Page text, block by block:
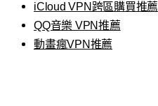
iCloud VPN跨區購買推薦
QQ音樂 VPN推薦
動畫瘋VPN推薦